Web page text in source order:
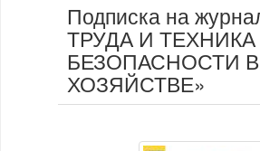
Подписка на
ТРУДА И ТЕХНИКА
БЕЗОПАСНОСТИ
ХОЗЯЙСТВЕ»